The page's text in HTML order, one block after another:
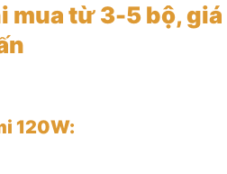
mua từ 3-5 bộ,
120W: